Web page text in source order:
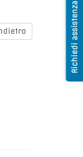
Richiedi assistenza